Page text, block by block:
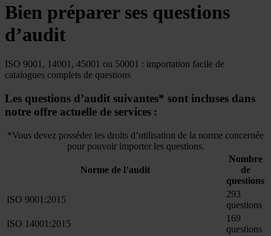
Bien préparer ses questions
d’audit
ISO 9001, 14001, 45001 ou 50001 : importation facile de
catalogues complets de questions
Les questions d’audit suivantes* sont incluses dans
notre offre actuelle de services :
*Vous devez posséder les droits d’utilisation de la norme concernée
pour pouvoir importer les questions.
Norme de l’audit
Nombre
de
questions
ISO 9001:2015
293
questions
ISO 14001:2015
169
questions